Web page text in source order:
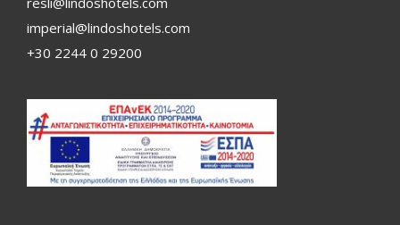
imperial@lindoshotels.com
+30 2244 0 29200